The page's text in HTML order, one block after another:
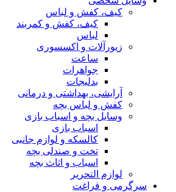
کیف، کفش و لباس
کیف، کفش و کمربند
لباس
زیورآلات و اکسسوری
ساعت
جواهرات
بدلیجات
آرایشی، بهداشتی و درمانی
کفش و لباس بچه
وسایل بچه و اسباب بازی
اسباب بازی
کالسکه و لوازم جانبی
تخت و صندلی بچه
اسباب و اثاث بچه
لوازم التحریر
سرگرمی و فراغت